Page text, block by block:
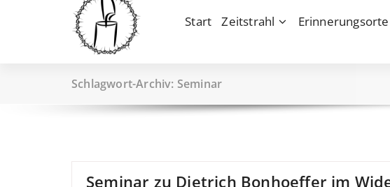
Start Zeitstrahl Erinnerungsorte
Schlagwort-Archiv: Seminar
Seminar zu Dietrich Bonhoeffer im